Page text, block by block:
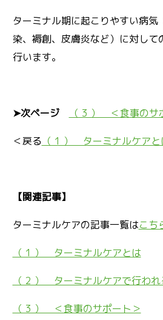
ターミナル期に起こりやすい病気
染、褥創、皮膚炎など）に対して
行います。
➤次ページ （ 3 ） ＜食事のサ
＜戻る （ 1 ） ターミナルケアと
【関連記事】
ターミナルケアの記事一覧はこち
（ 1 ） ターミナルケアとは
（ 2 ） ターミナルケアで行われ
（ 3 ） ＜食事のサポート＞